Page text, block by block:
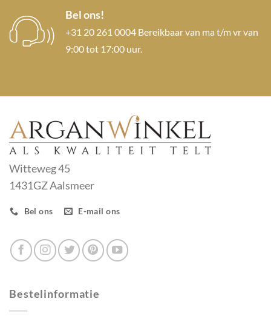
Bel ons!
+31 20 261 0004 Bereikbaar van ma t/m vr van
9:00 tot 17:00 uur.
Witteweg 45
1431GZ Aalsmeer
Bel ons E-mail ons
Bestelinformatie